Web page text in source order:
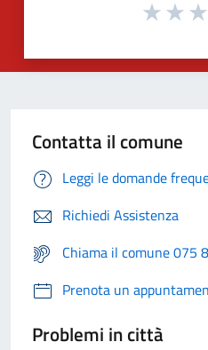
Contatta il comune
Leggi le domande
Richiedi Assistenza
Chiama il comune 075
Prenota un
Problemi in città